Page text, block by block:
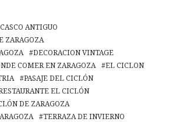
CASCO ANTIGUO
ZARAGOZA
DECORACION VINTAGE
COMER EN ZARAGOZA
EL CICLON
PASAJE DEL CICLÓN
EL CICLÓN
DE ZARAGOZA
TERRAZA DE INVIERNO